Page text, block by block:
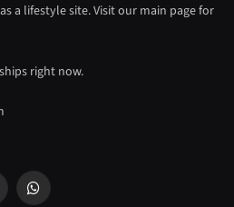
a lifestyle site. Visit our main page for
right now.
WhatsApp